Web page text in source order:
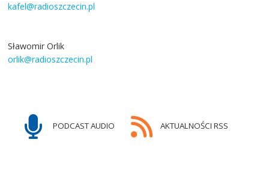
kafel@radioszczecin.pl
Sławomir Orlik
orlik@radioszczecin.pl
PODCAST AUDIO AKTUALNOŚCI RSS